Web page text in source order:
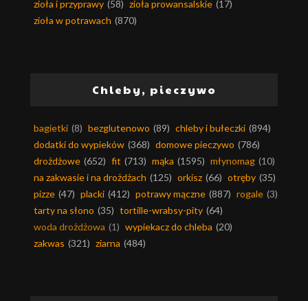
zioła i przyprawy (58) zioła prowansalskie (17)
zioła w potrawach (870)
Chleby, pieczywo
bagietki (8) bezglutenowo (89) chleby i bułeczki (894)
dodatki do wypieków (368) domowe pieczywo (786)
drożdżowe (652) fit (713) mąka (1595) młynomag (10)
na zakwasie i na drożdżach (125) orkisz (66) otręby (35)
pizze (47) placki (412) potrawy mączne (887) rogale (3)
tarty na słono (35) tortille-wrabsy-pity (64)
woda drożdżowa (1) wypiekacz do chleba (20)
zakwas (321) ziarna (484)